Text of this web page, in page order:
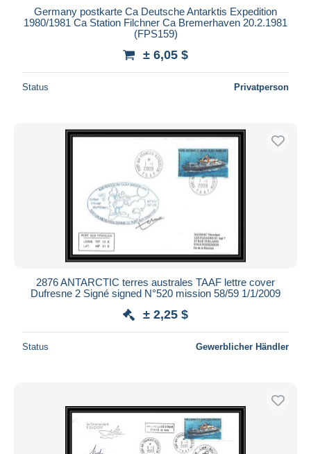
Germany postkarte Ca Deutsche Antarktis Expedition
1980/1981 Ca Station Filchner Ca Bremerhaven 20.2.1981
(FPS159)
± 6,05 $
Status Privatperson
2876 ANTARCTIC terres australes TAAF lettre cover
Dufresne 2 Signé signed N°520 mission 58/59 1/1/2009
± 2,25 $
Status Gewerblicher Händler